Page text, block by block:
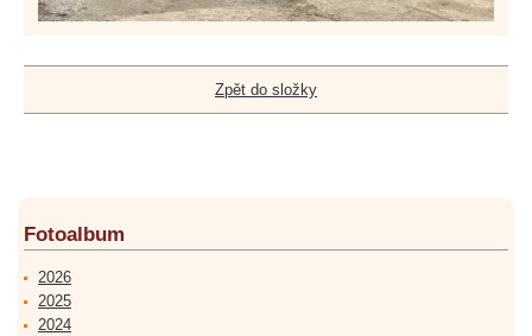
Zpět do složky
Fotoalbum
2026
2025
2024